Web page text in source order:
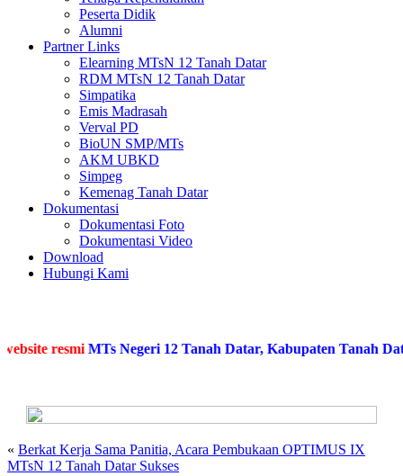
Peserta Didik
Alumni
Partner Links
Elearning MTsN 12 Tanah Datar
RDM MTsN 12 Tanah Datar
Simpatika
Emis Madrasah
Verval PD
BioUN SMP/MTs
AKM UBKD
Simpeg
Kemenag Tanah Datar
Dokumentasi
Dokumentasi Foto
Dokumentasi Video
Download
Hubungi Kami
resmi MTs Negeri 12 Tanah Datar, Kabupaten Tanah
« Berkat Kerja Sama Panitia, Acara Pembukaan OPTIMUS IX
MTsN 12 Tanah Datar Sukses